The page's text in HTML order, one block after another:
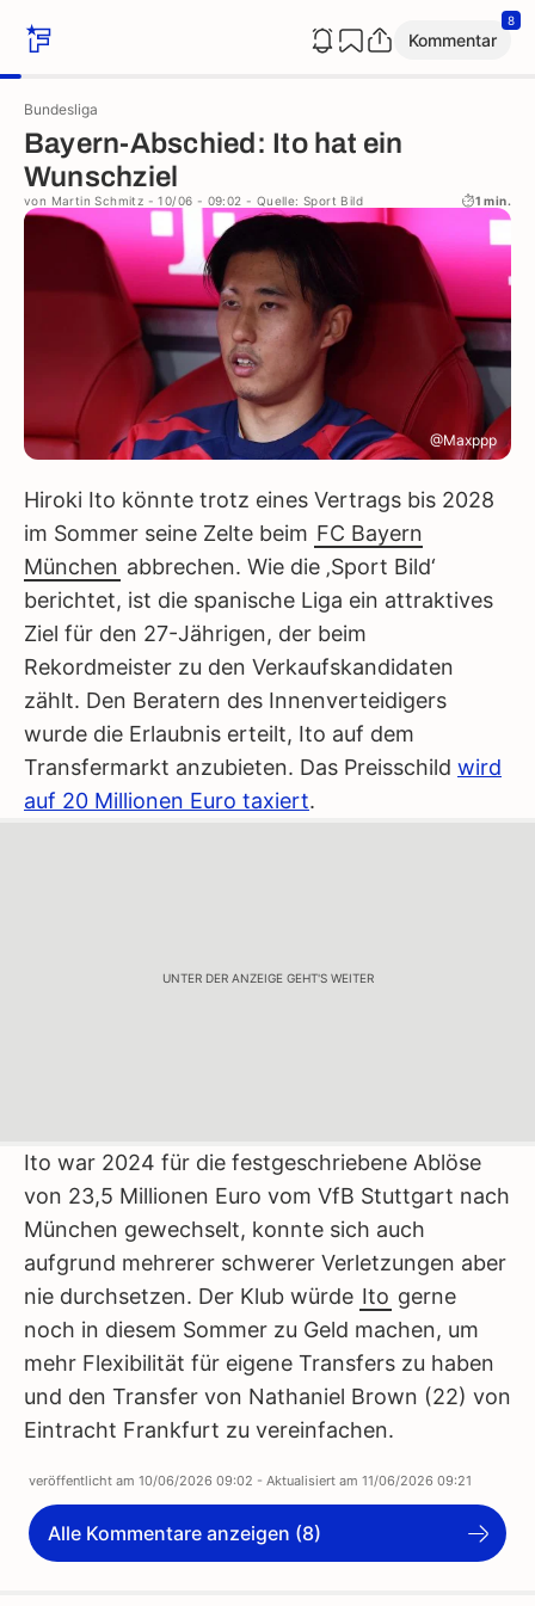
Kommentar
8
Bundesliga
Bayern-Abschied: Ito hat ein
Wunschziel
von Martin Schmitz - 10/06 - 09:02 - Quelle: Sport Bild 1 min.
@Maxppp
Hiroki Ito könnte trotz eines Vertrags bis 2028
im Sommer seine Zelte beim FC Bayern
München abbrechen. Wie die ‚Sport Bild‘
berichtet, ist die spanische Liga ein attraktives
Ziel für den 27-Jährigen, der beim
Rekordmeister zu den Verkaufskandidaten
zählt. Den Beratern des Innenverteidigers
wurde die Erlaubnis erteilt, Ito auf dem
Transfermarkt anzubieten. Das Preisschild wird
auf 20 Millionen Euro taxiert.
UNTER DER ANZEIGE GEHT'S WEITER
Ito war 2024 für die festgeschriebene Ablöse
von 23,5 Millionen Euro vom VfB Stuttgart nach
München gewechselt, konnte sich auch
aufgrund mehrerer schwerer Verletzungen aber
nie durchsetzen. Der Klub würde Ito gerne
noch in diesem Sommer zu Geld machen, um
mehr Flexibilität für eigene Transfers zu haben
und den Transfer von Nathaniel Brown (22) von
Eintracht Frankfurt zu vereinfachen.
veröffentlicht am 10/06/2026 09:02 - Aktualisiert am 11/06/2026 09:21
Alle Kommentare anzeigen (8)